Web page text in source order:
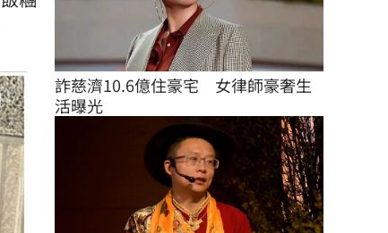
詐慈濟10.6億住豪宅　女律師豪奢生
活曝光